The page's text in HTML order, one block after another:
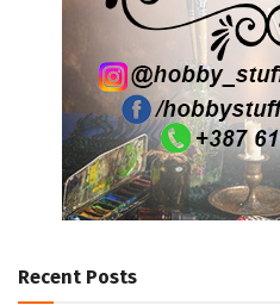
Recent Posts